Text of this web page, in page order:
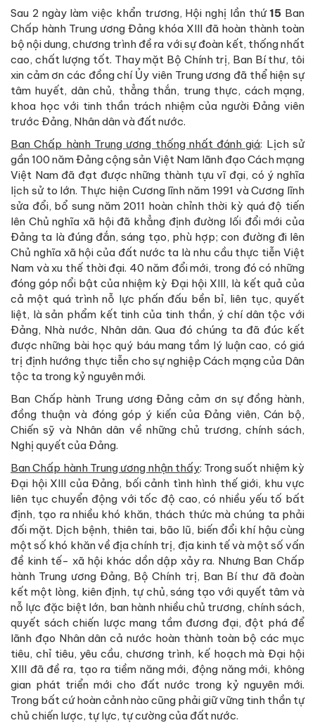
Sau 2 ngày làm việc khẩn trương, Hội nghị lần thứ15 Ban
Chấp hành Trung ương Đảng khóa XIII đã hoàn thành toàn
bộ nội dung, chương trình đề ra với sự đoàn kết, thống nhất
cao, chất lượng tốt. Thay mặt Bộ Chính trị, Ban Bí thư, tôi
xin cảm ơn các đồng chí Ủy viên Trung ương đã thể hiện sự
tâm huyết, dân chủ, thẳng thắn, trung thực, cách mạng,
khoa học với tinh thần trách nhiệm của người Đảng viên
trước Đảng, Nhân dân và đất nước.
BanChấp hành Trung ương thống nhất đánh giá: Lịch sử
gần 100 năm Đảng cộng sản Việt Nam lãnh đạo Cách mạng
Việt Nam đã đạt được những thành tựu vĩ đại, có ý nghĩa
lịch sử to lớn. Thực hiện Cương lĩnh năm 1991 và Cương lĩnh
sửa đổi, bổ sung năm 2011 hoàn chỉnh thời kỳ quá độ tiến
lên Chủ nghĩa xã hội đã khẳng định đường lối đổi mới của
Đảng ta là đúng đắn, sáng tạo, phù hợp; con đường đi lên
Chủ nghĩa xã hội của đất nước ta là nhu cầu thực tiễn Việt
Nam và xu thế thời đại. 40 năm đổi mới, trong đó có những
đóng góp nổi bật của nhiệm kỳ Đại hội XIII, là kết quả của
cả một quá trình nỗ lực phấn đấu bền bỉ, liên tục, quyết
liệt, là sản phẩm kết tinh của tinh thần, ý chí dân tộc với
Đảng, Nhà nước, Nhân dân. Qua đó chúng ta đã đúc kết
được những bài học quý báu mang tầm lý luận cao, có giá
trị định hướng thực tiễn cho sự nghiệp Cách mạng của Dân
tộc ta trong kỷ nguyên mới.
Ban Chấp hành Trung ương Đảng cảm ơn sự đồng hành,
đồng thuận và đóng góp ý kiến của Đảng viên, Cán bộ,
Chiến sỹ và Nhân dân về những chủ trương, chính sách,
Nghị quyết của Đảng.
Ban Chấp hành Trung ương nhận thấy: Trong suốt nhiệm kỳ
Đại hội XIII của Đảng, bối cảnh tình hình thế giới, khu vực
liên tục chuyển động với tốc độ cao, có nhiều yếu tố bất
định, tạo ra nhiều khó khăn, thách thức mà chúng ta phải
đối mặt. Dịch bệnh, thiên tai, bão lũ, biến đổi khí hậu cùng
một số khó khăn về địa chính trị, địa kinh tế và một số vấn
đề kinh tế- xã hội khác dồn dập xảy ra. Nhưng Ban Chấp
hành Trung ương Đảng, Bộ Chính trị, Ban Bí thư đã đoàn
kết một lòng, kiên định, tự chủ, sáng tạo với quyết tâm và
nỗ lực đặc biệt lớn, ban hành nhiều chủ trương, chính sách,
quyết sách chiến lược mang tầm đương đại, đột phá để
lãnh đạo Nhân dân cả nước hoàn thành toàn bộ các mục
tiêu, chỉ tiêu, yêu cầu, chương trình, kế hoạch mà Đại hội
XIII đã đề ra, tạo ra tiềm năng mới, động năng mới, không
gian phát triển mới cho đất nước trong kỷ nguyên mới.
Trong bất cứ hoàn cảnh nào cũng phải giữ vững tinh thần tự
chủ chiến lược, tự lực, tự cường của đất nước.